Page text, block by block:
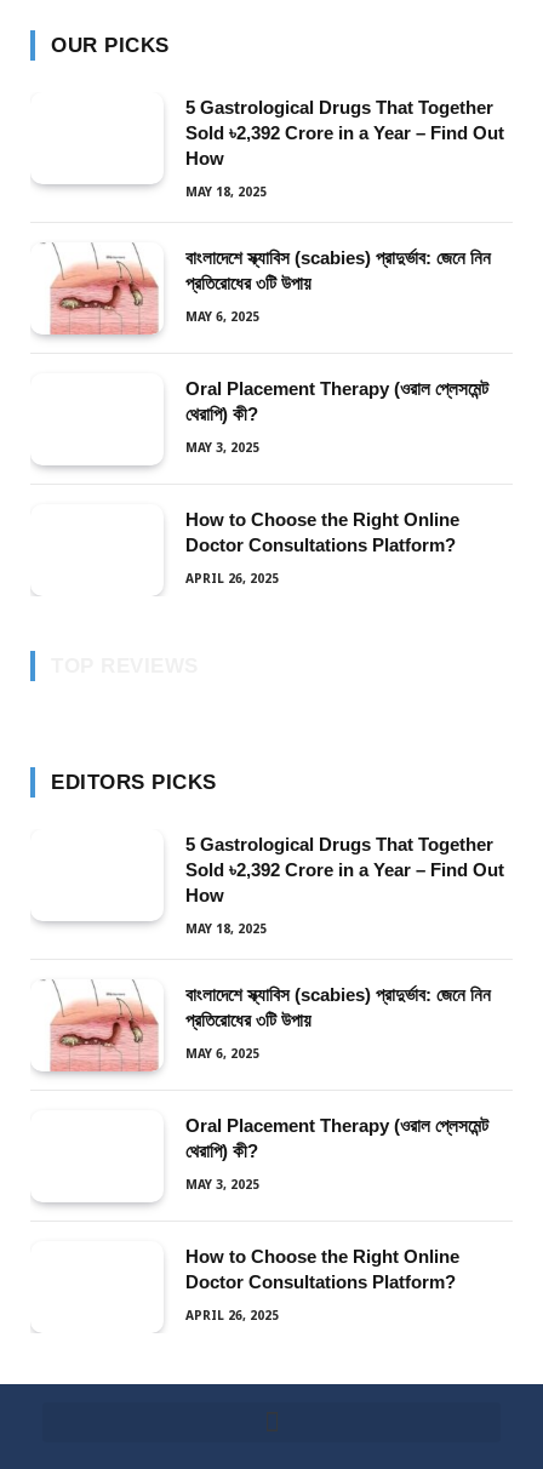
OUR PICKS
5 Gastrological Drugs That Together
Sold ৳2,392 Crore in a Year – Find Out
How
MAY 18, 2025
বাংলাদেশে স্ক্যাবিস (scabies) প্রাদুর্ভাব: জেনে নিন
প্রতিরোধের ৩টি উপায়
MAY 6, 2025
Oral Placement Therapy (ওরাল প্লেসমেন্ট
থেরাপি) কী?
MAY 3, 2025
How to Choose the Right Online
Doctor Consultations Platform?
APRIL 26, 2025
EDITORS PICKS
5 Gastrological Drugs That Together
Sold ৳2,392 Crore in a Year – Find Out
How
MAY 18, 2025
বাংলাদেশে স্ক্যাবিস (scabies) প্রাদুর্ভাব: জেনে নিন
প্রতিরোধের ৩টি উপায়
MAY 6, 2025
Oral Placement Therapy (ওরাল প্লেসমেন্ট
থেরাপি) কী?
MAY 3, 2025
How to Choose the Right Online
Doctor Consultations Platform?
APRIL 26, 2025